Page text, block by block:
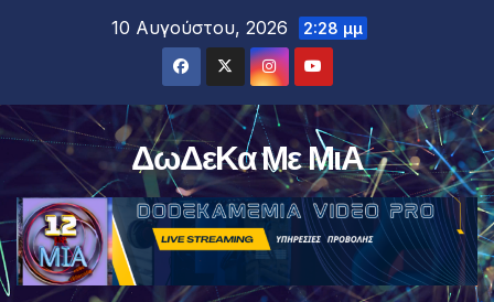
10 Αυγούστου, 2026 2:28 μμ
ΔωΔεΚα Με ΜιΑ